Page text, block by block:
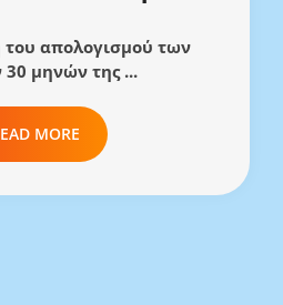
απολογισμού των
μηνών της ...
MORE